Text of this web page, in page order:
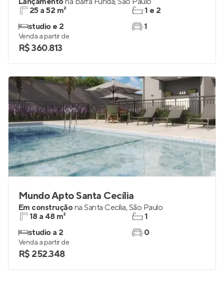
25 a 52 m²
studio e 2
1 e 2
1
Venda a partir de
R$ 360.813
Mundo Apto Santa Cecília
Em construçãona Santa Cecília,São Paulo
18 a 48 m²
studio a 2
1
0
Venda a partir de
R$ 252.348